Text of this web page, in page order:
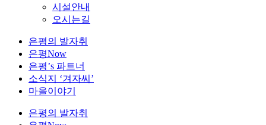
시설안내
오시는길
은평의 발자취
은평Now
은평’s 파트너
소식지 ‘겨자씨’
마을이야기
은평의 발자취